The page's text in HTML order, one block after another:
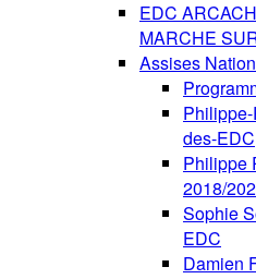
EDC
MARCHE
Assises
des-EDC
Philippe
2018/
Sophie
EDC
Damien